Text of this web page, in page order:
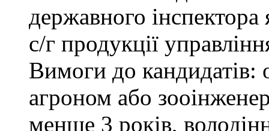
державного інспектора
с/г продукції
Вимоги до кандидатів:
агроном або
менше 3 років,